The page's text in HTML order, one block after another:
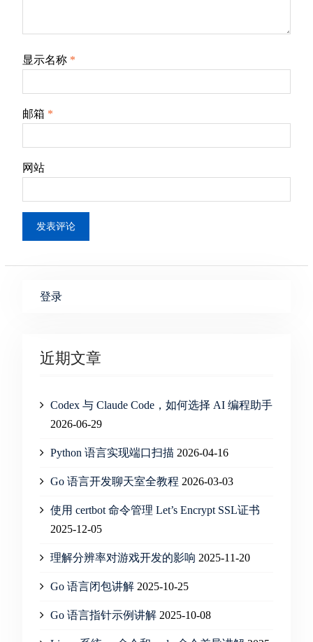
显示名称 *
邮箱 *
网站
登录
近期文章
Codex 与 Claude Code，如何选择 AI 编程助手
2026-06-29
Python 语言实现端口扫描 2026-04-16
Go 语言开发聊天室全教程 2026-03-03
使用 certbot 命令管理 Let’s Encrypt SSL证书
2025-12-05
理解分辨率对游戏开发的影响 2025-11-20
Go 语言闭包讲解 2025-10-25
Go 语言指针示例讲解 2025-10-08